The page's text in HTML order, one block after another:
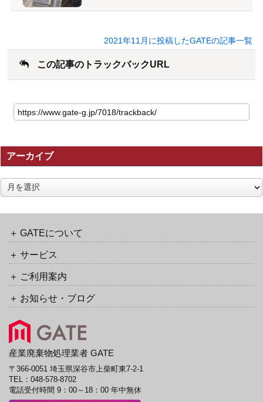
2021年11月に投稿したGATEの記事一覧
この記事のトラックバックURL
の
記
の
ト
ラ
ッ
ク
ッ
URL
アーカイブ
ア
ー
GATEについて
サービス
ご利用案内
お知らせ・ブログ
産業廃棄物処理業者 GATE
〒366-0051 埼玉県深谷市上柴町東7-2-1
TEL： 048-578-8702
電話受付時間 9：00～18：00 年中無休